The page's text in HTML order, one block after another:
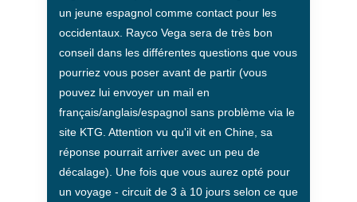
un jeune espagnol comme contact pour les
occidentaux. Rayco Vega sera de très bon
conseil dans les différentes questions que vous
pourriez vous poser avant de partir (vous
pouvez lui envoyer un mail en
français/anglais/espagnol sans problème via le
site KTG. Attention vu qu'il vit en Chine, sa
réponse pourrait arriver avec un peu de
décalage). Une fois que vous aurez opté pour
un voyage - circuit de 3 à 10 jours selon ce que